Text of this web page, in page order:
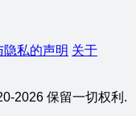
私的声明 关于
2026 保留一切权利.